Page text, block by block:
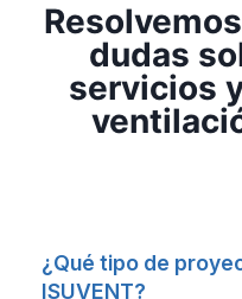
dudas
servicios
¿Qué tipo de
ISUVENT?